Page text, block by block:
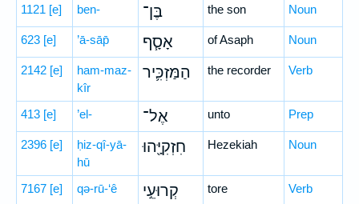
1121 [e] ben- בֶּן־ the son Noun
623 [e] ’ā-sāp̄ אָסָ֧ף of Asaph Noun
2142 [e]
ham-maz-
kîr
הַמַּזְכִּ֛יר the recorder Verb
413 [e] ’el- אֶל־ unto Prep
2396 [e]
ḥiz-qî-yā-
hū
חִזְקִיָּ֖הוּ Hezekiah Noun
7167 [e] qə-rū-‘ê קְרוּעֵ֣י tore Verb